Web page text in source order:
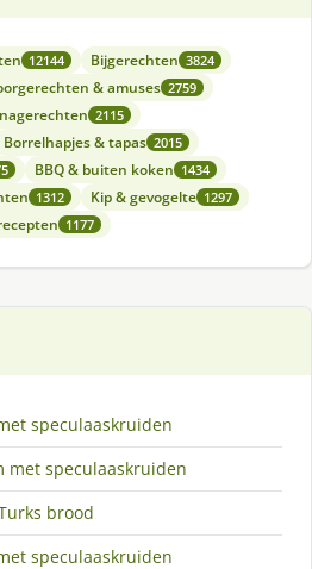
12144 Bijgerechten 3824
& amuses 2759
2115
Borrelhapjes & tapas 2015
BBQ & buiten koken 1434
1312 Kip & gevogelte 1297
1177
speculaaskruiden
met speculaaskruiden
brood
speculaaskruiden